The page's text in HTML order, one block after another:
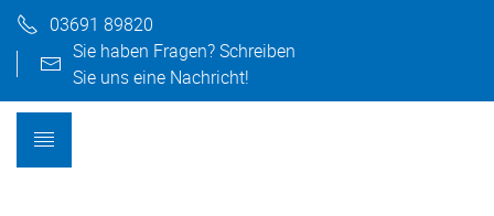
03691 89820
Sie haben Fragen? Schreiben
Sie uns eine Nachricht!